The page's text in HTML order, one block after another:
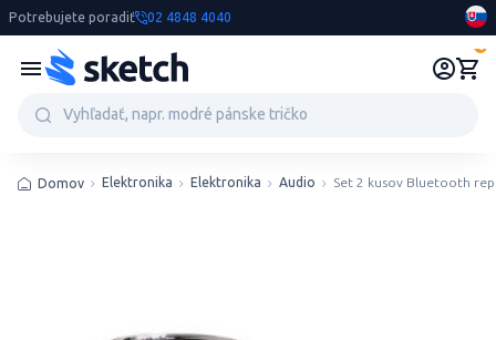
Potrebujete poradiť 02 4848 4040
Domov Elektronika Elektronika Audio Set 2 kusov Bluetooth